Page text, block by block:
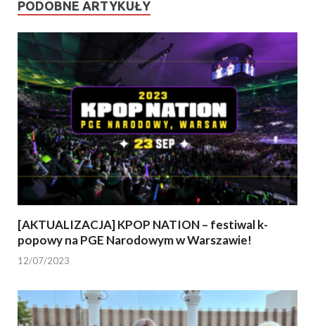
PODOBNE ARTYKUŁY
[AKTUALIZACJA] KPOP NATION – festiwal k-
popowy na PGE Narodowym w Warszawie!
12/07/2023